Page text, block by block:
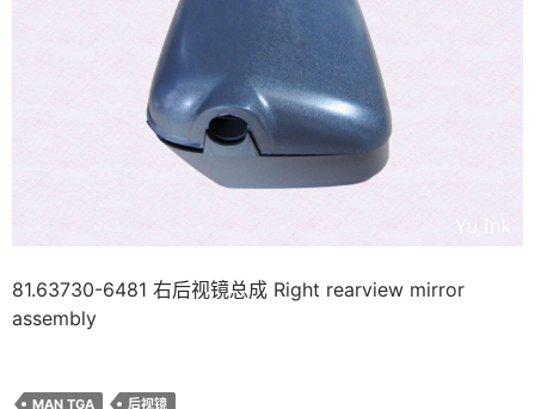
81.63730-6481 右后视镜总成 Right rearview mirror
assembly
MAN TGA 后视镜